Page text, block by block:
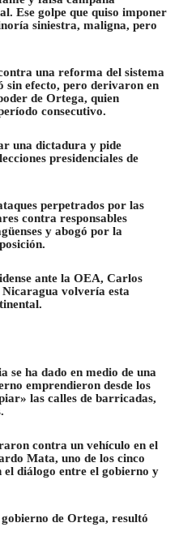
Ese golpe que quiso imponer
siniestra, maligna, pero
una reforma del sistema
sin efecto, pero derivaron en
de Ortega, quien
consecutivo.
una dictadura y pide
presidenciales de
perpetrados por las
contra responsables
y abogó por la
ante la OEA, Carlos
volvería esta
se ha dado en medio de una
emprendieron desde los
las calles de barricadas,
contra un vehículo en el
Mata, uno de los cinco
el diálogo entre el gobierno y
de Ortega, resultó